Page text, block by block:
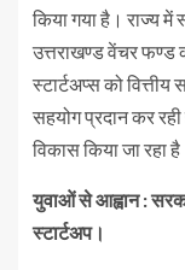
किया गया है। राज्य
उत्तराखण्ड वेंचर फण्ड
स्टार्टअप्स को वित्तीय
सहयोग प्रदान कर
विकास किया जा रहा
युवाओं से आह्वान :
स्टार्टअप।